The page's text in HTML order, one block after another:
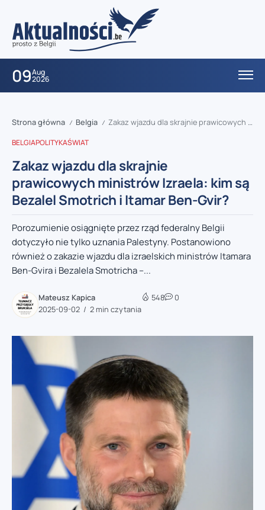
09Aug
2026
Strona główna / Belgia / Zakaz wjazdu dla skrajnie prawicowych ministrów Izraela: kim są Bezalel Smotrich i Itamar Ben-Gvir?
BELGIAPOLITYKAŚWIAT
Zakaz wjazdu dla skrajnie
prawicowych ministrów Izraela: kim są
Bezalel Smotrich i Itamar Ben-Gvir?
Porozumienie osiągnięte przez rząd federalny Belgii
dotyczyło nie tylko uznania Palestyny. Postanowiono
również o zakazie wjazdu dla izraelskich ministrów Itamara
Ben-Gvira i Bezalela Smotricha –...
Mateusz Kapica
2025-09-02
2 min czytania
548 0